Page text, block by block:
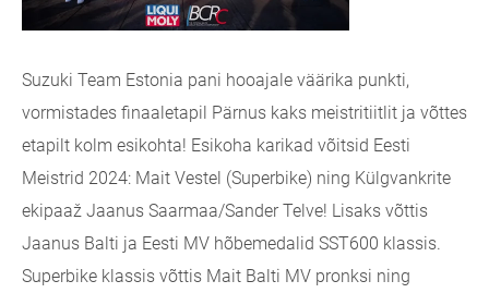
Suzuki Team Estonia pani hooajale väärika punkti,
vormistades finaaletapil Pärnus kaks meistritiitlit ja võttes
etapilt kolm esikohta! Esikoha karikad võitsid Eesti
Meistrid 2024: Mait Vestel (Superbike) ning Külgvankrite
ekipaaž Jaanus Saarmaa/Sander Telve! Lisaks võttis
Jaanus Balti ja Eesti MV hõbemedalid SST600 klassis.
Superbike klassis võttis Mait Balti MV pronksi ning